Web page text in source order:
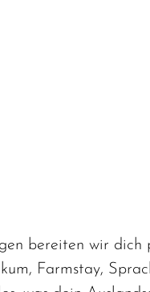
bereiten wir dich
Farmstay,